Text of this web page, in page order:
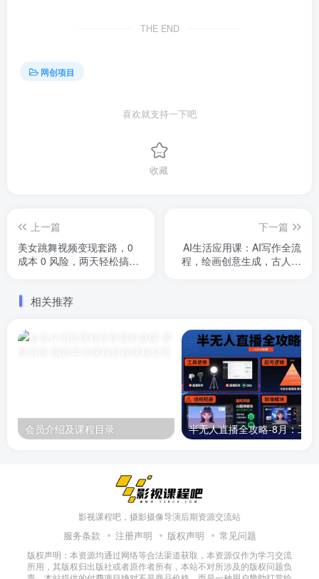
THE END
网创项目
喜欢就支持一下吧
收藏
上一篇
美女跳舞视频变现套路，0
成本 0 风险，两天轻松搞到
下一篇
AI生活应用课：AI写作全流
程，绘画创意生成，古人跳
相关推荐
会员介绍及课程目录
影视课程吧，摄影摄像导演后期资源交流站
服务条款 注册声明 版权声明 常见问题
版权声明：本资源均通过网络等合法渠道获取，本资源仅作为学习交流
所用，其版权归出版社或者原作者所有，本站不对所涉及的版权问题负